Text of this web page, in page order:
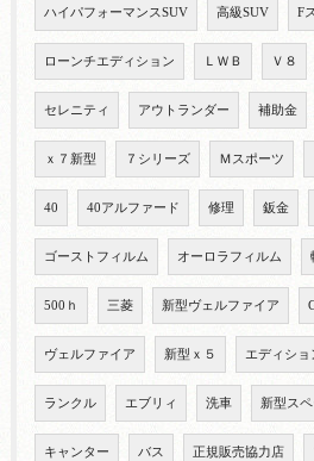
ハイパフォーマンスSUV 高級SUV F
ローンチエディション ＬＷＢ Ｖ８
セレニティ アウトランダー 補助金
ｘ７新型 ７シリーズ Ｍスポーツ
40 40アルファード 修理 鈑金
ゴーストフィルム オーロラフィルム
500ｈ 三菱 新型ヴェルファイア
ヴェルファイア 新型ｘ５ エディショ
ランクル エブリィ 洗車 新型ス
キャンター バス 正規販売協力店